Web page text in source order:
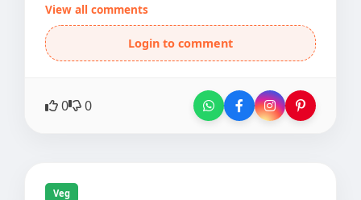
View all comments
Login to comment
0 0
Veg